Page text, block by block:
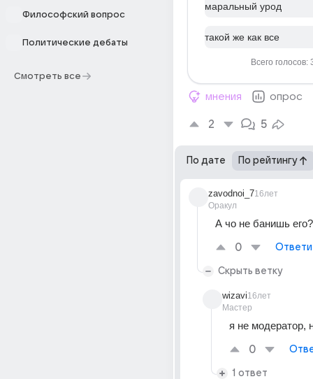
Философский вопрос
Политические дебаты
Смотреть все
маральный урод
такой же как все
Всего голосов:
мнения опрос
2 5
По дате По рейтингу
zavodnoi_7
Оракул
16лет
А чо не банишь его?
0
Скрыть ветку
wizavi
Мастер
16лет
я не модератор,
0
1 ответ